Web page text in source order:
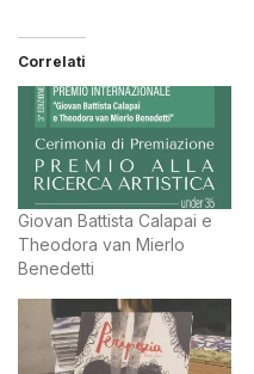
Correlati
Giovan Battista Calapai e
Theodora van Mierlo
Benedetti